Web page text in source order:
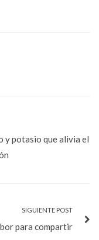
y potasio que alivia el
SIGUIENTE POST
para compartir